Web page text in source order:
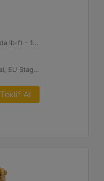
8275 1.200 dev/dk.da lb-ft - 11220 1.200 dev/dk.da Nm
U.S. EPA Tier 4 Final, EU Stage V
Teklif Al